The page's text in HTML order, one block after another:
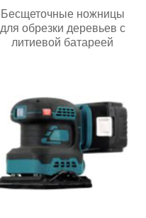
Бесщеточные ножницы
для обрезки деревьев с
литиевой батареей